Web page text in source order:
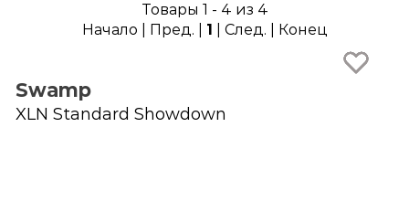
Товары 1 - 4 из 4
Начало | Пред. | 1 | След. | Конец
Swamp
XLN Standard Showdown